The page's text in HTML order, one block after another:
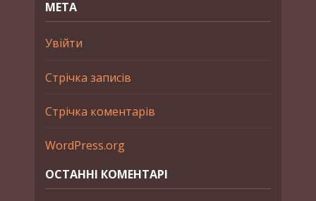
МЕТА
Увійти
Стрічка записів
Стрічка коментарів
WordPress.org
ОСТАННІ КОМЕНТАРІ